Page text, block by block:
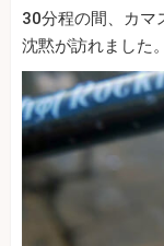
30分程の間、カマ
沈黙が訪れました